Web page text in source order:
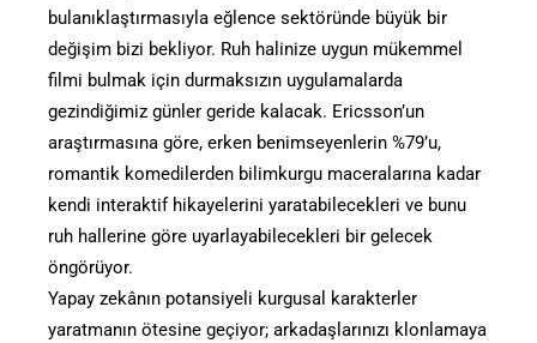
bulanıklaştırmasıyla eğlence sektöründe büyük bir
değişim bizi bekliyor. Ruh halinize uygun mükemmel
filmi bulmak için durmaksızın uygulamalarda
gezindiğimiz günler geride kalacak. Ericsson’un
araştırmasına göre, erken benimseyenlerin %79’u,
romantik komedilerden bilimkurgu maceralarına kadar
kendi interaktif hikayelerini yaratabilecekleri ve bunu
ruh hallerine göre uyarlayabilecekleri bir gelecek
öngörüyor.
Yapay zekânın potansiyeli kurgusal karakterler
yaratmanın ötesine geçiyor; arkadaşlarınızı klonlamaya